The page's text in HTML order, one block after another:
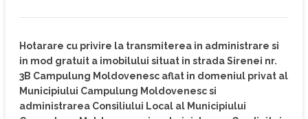
Hotarare cu privire la transmiterea in administrare si
in mod gratuit a imobilului situat in strada Sirenei nr.
3B Campulung Moldovenesc aflat in domeniul privat al
Municipiului Campulung Moldovenesc si
administrarea Consiliului Local al Municipiului